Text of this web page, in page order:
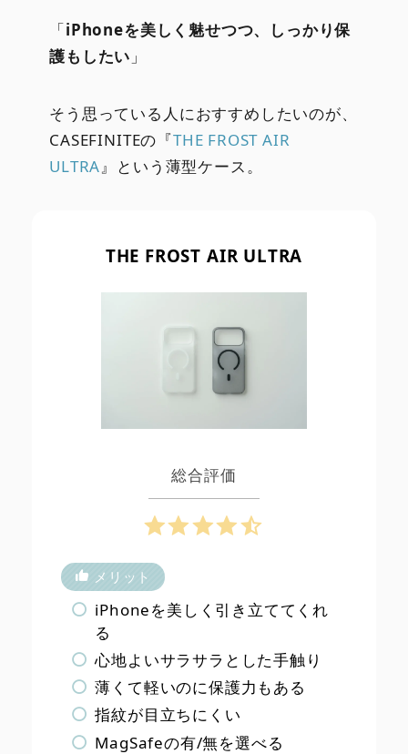
「iPhoneを美しく魅せつつ、しっかり保
護もしたい 」
そう思っている人におすすめしたいのが、
CASEFINITEの『THE FROST AIR
ULTRA』という薄型ケース。
THE FROST AIR ULTRA
総合評価
メリット
iPhoneを美しく引き立ててくれ
る
心地よいサラサラとした手触り
薄くて軽いのに保護力もある
指紋が目立ちにくい
MagSafeの有/無を選べる